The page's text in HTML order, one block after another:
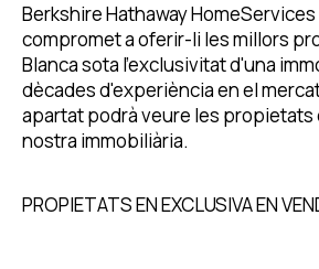
Berkshire Hathaway
compromet a oferir-li les millors
Blanca sota l'exclusivitat d'una
dècades d'experiència en el
apartat podrà veure les propietats
nostra immobiliària.
PROPIETATS EN EXCLUSIVA EN